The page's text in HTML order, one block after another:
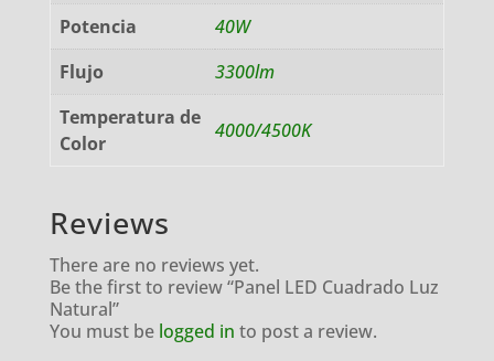
Potencia
40W
Flujo
3300lm
Temperatura de
Color
4000/4500K
Reviews
There are no reviews yet.
Be the first to review “Panel LED Cuadrado Luz
Natural”
You must be logged in to post a review.